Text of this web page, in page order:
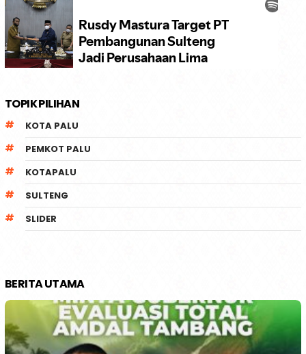
TOPIK PILIHAN
KOTA PALU
PEMKOT PALU
KOTAPALU
SULTENG
SLIDER
BERITA UTAMA